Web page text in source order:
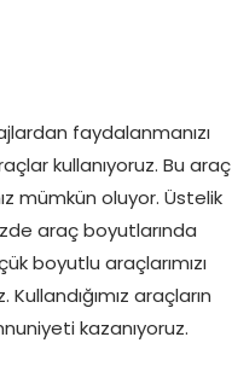
faydalanmanızı
kullanıyoruz. Bu araç
mümkün oluyor. Üstelik
araç boyutlarında
boyutlu araçlarımızı
araçların
kazanıyoruz.